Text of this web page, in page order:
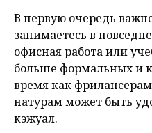
В первую очередь
занимаетесь в
офисная работа или
больше формальных и
время как
натурам может быть
кэжуал.